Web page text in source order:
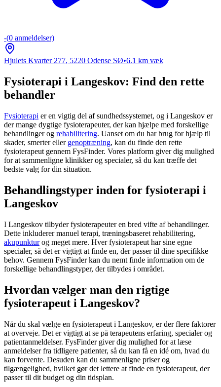
-(0 anmeldelser)
Hjulets Kvarter 277, 5220 Odense SØ•6.1 km væk
Fysioterapi i Langeskov: Find den rette
behandler
Fysioterapi er en vigtig del af sundhedssystemet, og i Langeskov er
der mange dygtige fysioterapeuter, der kan hjælpe med forskellige
behandlinger og rehabilitering. Uanset om du har brug for hjælp til
skader, smerter eller genoptræning, kan du finde den rette
fysioterapeut gennem FysFinder. Vores platform giver dig mulighed
for at sammenligne klinikker og specialer, så du kan træffe det
bedste valg for din situation.
Behandlingstyper inden for fysioterapi i
Langeskov
I Langeskov tilbyder fysioterapeuter en bred vifte af behandlinger.
Dette inkluderer manuel terapi, træningsbaseret rehabilitering,
akupunkturog meget mere. Hverfysioterapeut har sine egne
specialer, så det er vigtigt at finde en, der passer til dine specifikke
behov. Gennem FysFinder kan du nemt finde information om de
forskellige behandlingstyper, der tilbydes i området.
Hvordan vælger man den rigtige
fysioterapeut i Langeskov?
Når du skal vælge en fysioterapeut i Langeskov, er der flere faktorer
at overveje. Det er vigtigt at se på terapeutens erfaring, specialer og
patientanmeldelser. FysFinder giver dig mulighed for at læse
anmeldelser fra tidligere patienter, så du kan få en idé om, hvad du
kan forvente. Desuden kan du sammenligne priser og
tilgængelighed, hvilket gør det lettere at finde en fysioterapeut, der
passer til dit budget og din tidsplan.